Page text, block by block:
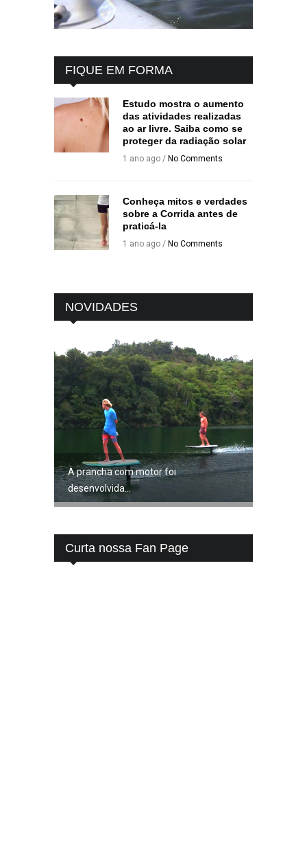
FIQUE EM FORMA
Estudo mostra o aumento
das atividades realizadas
ao ar livre. Saiba como se
proteger da radiação solar
1 ano ago / No Comments
Conheça mitos e verdades
sobre a Corrida antes de
praticá-la
1 ano ago / No Comments
NOVIDADES
A prancha com motor foi
desenvolvida...
Curta nossa Fan Page